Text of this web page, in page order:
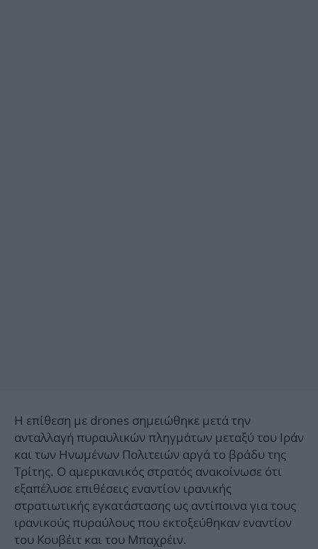
Η επίθεση με drones σημειώθηκε μετά την
ανταλλαγή πυραυλικών πληγμάτων μεταξύ του Ιράν
και των Ηνωμένων Πολιτειών αργά το βράδυ της
Τρίτης. Ο αμερικανικός στρατός ανακοίνωσε ότι
εξαπέλυσε επιθέσεις εναντίον ιρανικής
στρατιωτικής εγκατάστασης ως αντίποινα για τους
ιρανικούς πυραύλους που εκτοξεύθηκαν εναντίον
του Κουβέιτ και του Μπαχρέιν.